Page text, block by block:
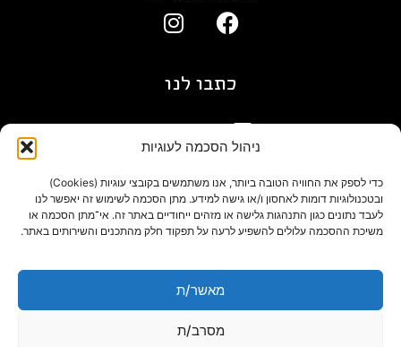
ניהול הסכמה לעוגיות
כדי לספק את החוויה הטובה ביותר, אנו משתמשים בקובצי עוגיות (Cookies)
ובטכנולוגיות דומות לאחסון ו/או גישה למידע. מתן הסכמה לשימוש זה יאפשר לנו
לעבד נתונים כגון התנהגות גלישה או מזהים ייחודיים באתר זה. אי־מתן הסכמה או
משיכת ההסכמה עלולים להשפיע לרעה על תפקוד חלק מהתכנים והשירותים באתר.
מאשר/ת
מסרב/ת
פרטי התקשרות
09-7412718
כתבו לנו
gil@agn.co.il